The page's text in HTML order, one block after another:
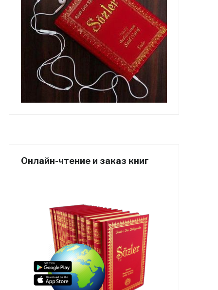
Онлайн-чтение и заказ книг